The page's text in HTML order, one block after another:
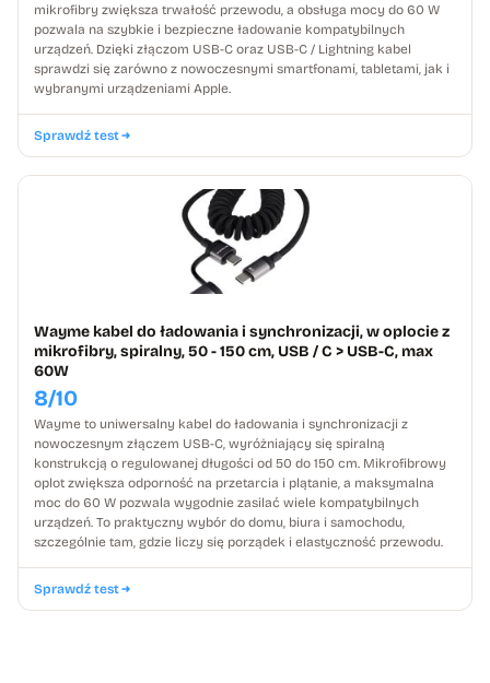
mikrofibry zwiększa trwałość przewodu, a obsługa mocy do 60 W
pozwala na szybkie i bezpieczne ładowanie kompatybilnych
urządzeń. Dzięki złączom USB-C oraz USB-C / Lightning kabel
sprawdzi się zarówno z nowoczesnymi smartfonami, tabletami, jak i
wybranymi urządzeniami Apple.
Sprawdź test
Wayme kabel do ładowania i synchronizacji, w oplocie z
mikrofibry, spiralny, 50 - 150 cm, USB / C > USB-C, max
60W
8/10
Wayme to uniwersalny kabel do ładowania i synchronizacji z
nowoczesnym złączem USB-C, wyróżniający się spiralną
konstrukcją o regulowanej długości od 50 do 150 cm. Mikrofibrowy
oplot zwiększa odporność na przetarcia i plątanie, a maksymalna
moc do 60 W pozwala wygodnie zasilać wiele kompatybilnych
urządzeń. To praktyczny wybór do domu, biura i samochodu,
szczególnie tam, gdzie liczy się porządek i elastyczność przewodu.
Sprawdź test